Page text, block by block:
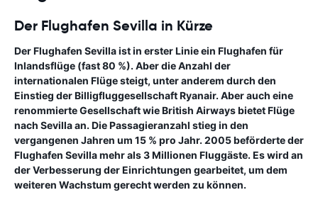
Der Flughafen Sevilla in Kürze
Der Flughafen Sevilla ist in erster Linie ein Flughafen für
Inlandsflüge (fast 80 %). Aber die Anzahl der
internationalen Flüge steigt, unter anderem durch den
Einstieg der Billigfluggesellschaft Ryanair. Aber auch eine
renommierte Gesellschaft wie British Airways bietet Flüge
nach Sevilla an. Die Passagieranzahl stieg in den
vergangenen Jahren um 15 % pro Jahr. 2005 beförderte der
Flughafen Sevilla mehr als 3 Millionen Fluggäste. Es wird an
der Verbesserung der Einrichtungen gearbeitet, um dem
weiteren Wachstum gerecht werden zu können.